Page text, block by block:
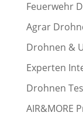
Feuerwehr
Agrar
Drohnen &
Experten
Drohnen
AIR&MORE